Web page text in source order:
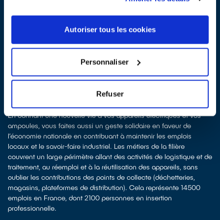
Autoriser tous les cookies
Personnaliser
Refuser
Recycler c’est protéger la santé, l'environnement et les
pollution et consommatrice de ressources naturelles. Donner son
appareil permet d’éviter la production de nouveaux produits en
l'extraction de matières premières brutes, leur transformation et
leur transport, en utilisant à la place des matières recyclées, ce
qui génère moins de pollution et préserve nos ressources
naturelles. Donner et recycler c'est protéger l'environnement.
Recycler c’est favoriser les emplois
En donnant une nouvelle vie à vos appareils électriques et vos
ampoules, vous faites aussi un geste solidaire en faveur de
l’économie nationale en contribuant à maintenir les emplois
locaux et le savoir-faire industriel. Les métiers de la filière
couvrent un large périmètre allant des activités de logistique et de
traitement, au réemploi et à la réutilisation des appareils, sans
oublier les contributions des points de collecte (déchetteries,
magasins, plateformes de distribution). Cela représente 14500
emplois en France, dont 2100 personnes en insertion
professionnelle.